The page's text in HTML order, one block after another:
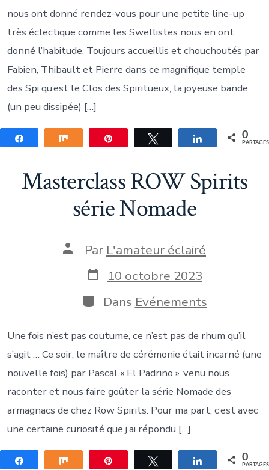
nous ont donné rendez-vous pour une petite line-up
très éclectique comme les Swellistes nous en ont
donné l’habitude. Toujours accueillis et chouchoutés par
Fabien, Thibault et Pierre dans ce magnifique temple
des Spi qu’est le Clos des Spiritueux, la joyeuse bande
(un peu dissipée) […]
Partagez Partagez Tweetez Partagez 0
PARTAGES
Masterclass ROW Spirits
série Nomade
Auteur
publication
Par L'amateur éclairé
Date
de
publication
10 octobre 2023
Catégories
Dans Evénements
Une fois n’est pas coutume, ce n’est pas de rhum qu’il
s’agit … Ce soir, le maître de cérémonie était incarné (une
nouvelle fois) par Pascal « El Padrino », venu nous
raconter et nous faire goûter la série Nomade des
armagnacs de chez Row Spirits. Pour ma part, c’est avec
une certaine curiosité que j’ai répondu […]
Partagez Partagez Tweetez Partagez 0
PARTAGES